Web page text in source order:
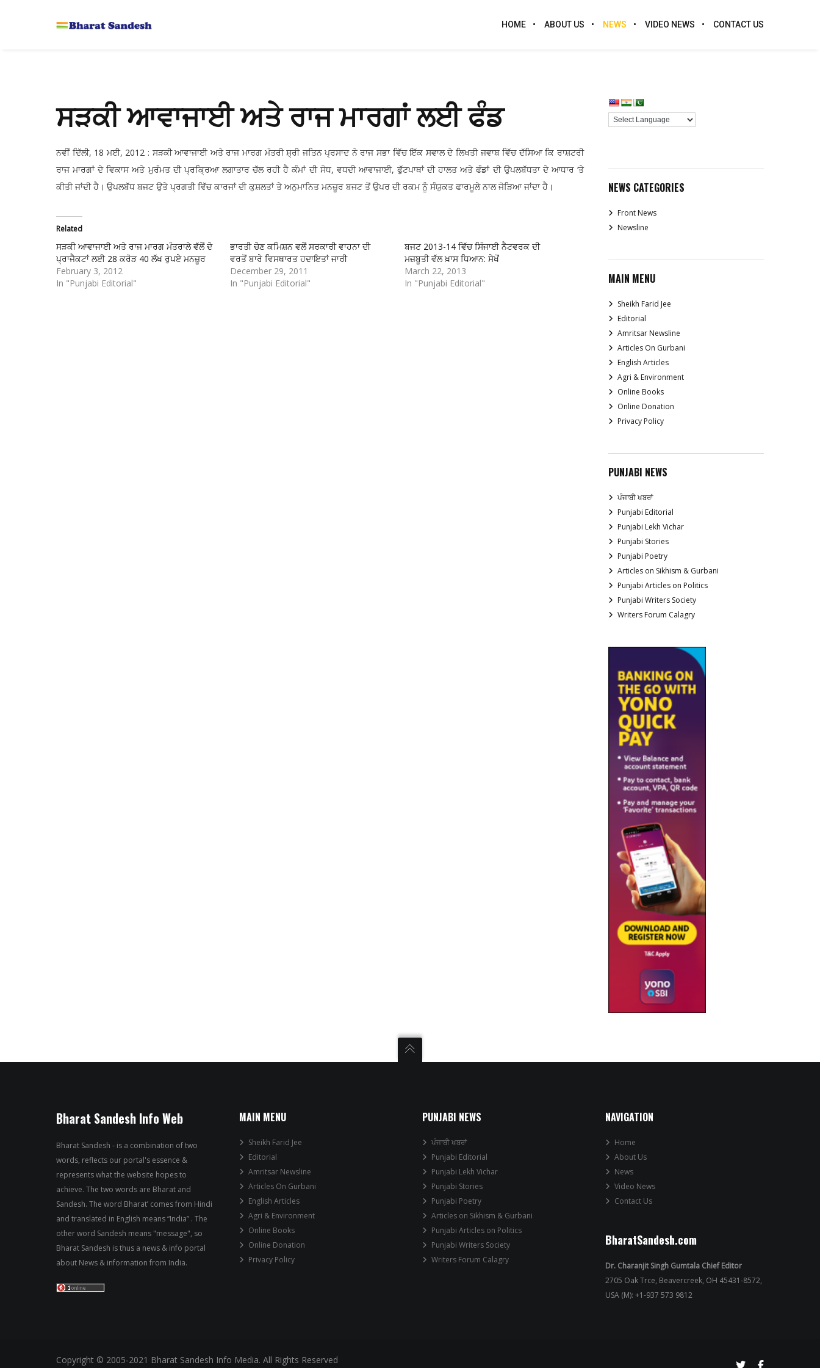
HOME ABOUT US NEWS VIDEO NEWS CONTACT US
ਸੜਕੀ ਆਵਾਜਾਈ ਅਤੇ ਰਾਜ ਮਾਰਗਾਂ ਲਈ ਫੰਡ
ਨਵੀਂ ਦਿੱਲੀ, 18 ਮਈ, 2012 : ਸੜਕੀ ਆਵਾਜਾਈ ਅਤੇ ਰਾਜ ਮਾਰਗ ਮੰਤਰੀ ਸ਼੍ਰੀ ਜਤਿਨ ਪ੍ਰਸਾਦ ਨੇ ਰਾਜ ਸਭਾ ਵਿੱਚ ਇੱਕ ਸਵਾਲ ਦੇ ਲਿਖਤੀ ਜਵਾਬ ਵਿੱਚ ਦੱਸਿਆ ਕਿ ਰਾਸ਼ਟਰੀ
ਰਾਜ ਮਾਰਗਾਂ ਦੇ ਵਿਕਾਸ ਅਤੇ ਮੁਰੰਮਤ ਦੀ ਪ੍ਰਕ੍ਰਿਆ ਲਗਾਤਾਰ ਚੱਲ ਰਹੀ ਹੈ ਕੰਮਾਂ ਦੀ ਸੋਧ, ਵਧਦੀ ਆਵਾਜਾਈ, ਫੁੱਟਪਾਥਾਂ ਦੀ ਹਾਲਤ ਅਤੇ ਫੰਡਾਂ ਦੀ ਉਪਲਬੱਧਤਾ ਦੇ ਆਧਾਰ ‘ਤੇ
ਕੀਤੀ ਜਾਂਦੀ ਹੈ। ਉਪਲਬੱਧ ਬਜਟ ਉਤੇ ਪ੍ਰਗਤੀ ਵਿੱਚ ਕਾਰਜਾਂ ਦੀ ਕੁਸ਼ਲਤਾਂ ਤੇ ਅਨੁਮਾਨਿਤ ਮਨਜ਼ੂਰ ਬਜਟ ਤੋਂ ਉਪਰ ਦੀ ਰਕਮ ਨੂੰ ਸੰਯੁਕਤ ਫਾਰਮੂਲੇ ਨਾਲ ਜੋੜਿਆ ਜਾਂਦਾ ਹੈ।
Related
ਸੜਕੀ ਆਵਾਜਾਈ ਅਤੇ ਰਾਜ ਮਾਰਗ ਮੰਤਰਾਲੇ ਵੱਲੋਂ ਦੋ
ਪ੍ਰਾਜੈਕਟਾਂ ਲਈ 28 ਕਰੋੜ 40 ਲੱਖ ਰੁਪਏ ਮਨਜ਼ੂਰ
February 3, 2012
In "Punjabi Editorial"
ਭਾਰਤੀ ਚੋਣ ਕਮਿਸ਼ਨ ਵਲੋਂ ਸਰਕਾਰੀ ਵਾਹਨਾ ਦੀ
ਵਰਤੋਂ ਬਾਰੇ ਵਿਸਥਾਰਤ ਹਦਾਇਤਾਂ ਜਾਰੀ
December 29, 2011
In "Punjabi Editorial"
ਬਜਟ 2013-14 ਵਿੱਚ ਸਿੰਜਾਈ ਨੈਟਵਰਕ ਦੀ
ਮਜ਼ਬੂਤੀ ਵੱਲ ਖ਼ਾਸ ਧਿਆਨ: ਸੇਖੋਂ
March 22, 2013
In "Punjabi Editorial"
NEWS CATEGORIES
Front News
Newsline
MAIN MENU
Sheikh Farid Jee
Editorial
Amritsar Newsline
Articles On Gurbani
English Articles
Agri & Environment
Online Books
Online Donation
Privacy Policy
PUNJABI NEWS
ਪੰਜਾਬੀ ਖਬਰਾਂ
Punjabi Editorial
Punjabi Lekh Vichar
Punjabi Stories
Punjabi Poetry
Articles on Sikhism & Gurbani
Punjabi Articles on Politics
Punjabi Writers Society
Writers Forum Calagry
Bharat Sandesh Info Web
Bharat Sandesh - is a combination of two
words, reflects our portal's essence &
represents what the website hopes to
achieve. The two words are Bharat and
Sandesh. The word Bharat’ comes from Hindi
and translated in English means “India” . The
other word Sandesh means "message", so
Bharat Sandesh is thus a news & info portal
about News & information from India.
MAIN MENU
Sheikh Farid Jee
Editorial
Amritsar Newsline
Articles On Gurbani
English Articles
Agri & Environment
Online Books
Online Donation
Privacy Policy
PUNJABI NEWS
ਪੰਜਾਬੀ ਖਬਰਾਂ
Punjabi Editorial
Punjabi Lekh Vichar
Punjabi Stories
Punjabi Poetry
Articles on Sikhism & Gurbani
Punjabi Articles on Politics
Punjabi Writers Society
Writers Forum Calagry
NAVIGATION
Home
About Us
News
Video News
Contact Us
BharatSandesh.com
Dr. Charanjit Singh Gumtala Chief Editor
2705 Oak Trce, Beavercreek, OH 45431-8572,
USA (M): +1-937 573 9812
Copyright © 2005-2021 Bharat Sandesh Info Media. All Rights Reserved